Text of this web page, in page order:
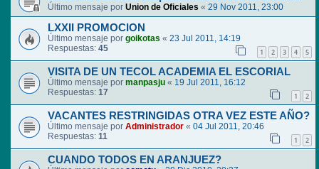
Último mensaje por Union de Oficiales « 29 Nov 2011, 23:00
LXXII PROMOCION
Último mensaje por goikotas « 23 Jul 2011, 14:19
Respuestas: 45 1 2 3 4 5
VISITA DE UN TECOL ACADEMIA EL ESCORIAL
Último mensaje por manpasju « 19 Jul 2011, 16:12
Respuestas: 17 1 2
VACANTES RESTRINGIDAS OTRA VEZ ESTE AÑO?
Último mensaje por Administrador « 04 Jul 2011, 20:46
Respuestas: 11 1 2
CUANDO TODOS EN ARANJUEZ?